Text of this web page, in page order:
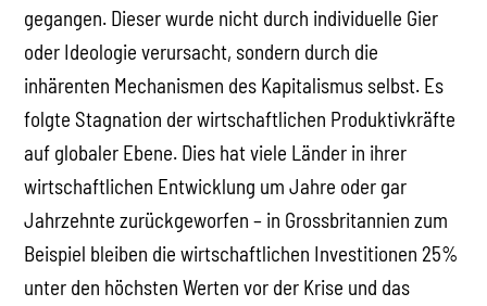
gegangen. Dieser wurde nicht durch individuelle Gier
oder Ideologie verursacht, sondern durch die
inhärenten Mechanismen des Kapitalismus selbst. Es
folgte Stagnation der wirtschaftlichen Produktivkräfte
auf globaler Ebene. Dies hat viele Länder in ihrer
wirtschaftlichen Entwicklung um Jahre oder gar
Jahrzehnte zurückgeworfen – in Grossbritannien zum
Beispiel bleiben die wirtschaftlichen Investitionen 25%
unter den höchsten Werten vor der Krise und das